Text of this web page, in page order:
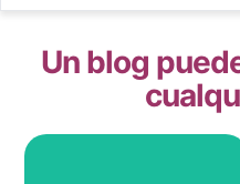
Un blog